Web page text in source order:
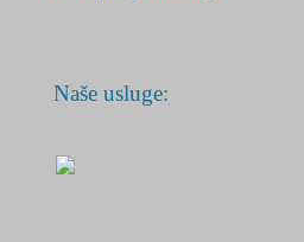
Naše usluge: